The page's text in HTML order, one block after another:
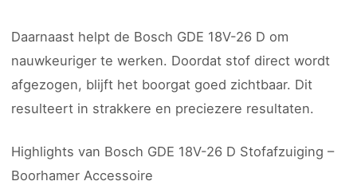
Daarnaast helpt de Bosch GDE 18V-26 D om
nauwkeuriger te werken. Doordat stof direct wordt
afgezogen, blijft het boorgat goed zichtbaar. Dit
resulteert in strakkere en preciezere resultaten.
Highlights van Bosch GDE 18V-26 D Stofafzuiging –
Boorhamer Accessoire